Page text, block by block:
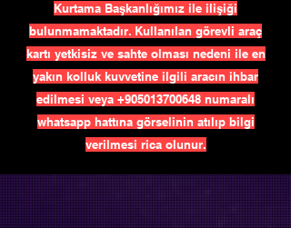
Kurtama Başkanlığımız ile ilişiği
bulunmamaktadır. Kullanılan görevli araç
kartı yetkisiz ve sahte olması nedeni ile en
yakın kolluk kuvvetine ilgili aracın ihbar
edilmesi veya +905013700648 numaralı
whatsapp hattına görselinin atılıp bilgi
verilmesi rica olunur.